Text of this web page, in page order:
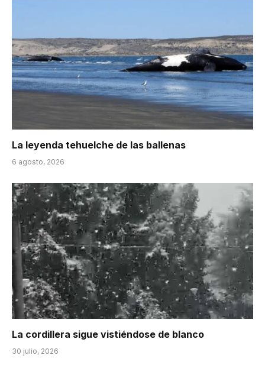
La leyenda tehuelche de las ballenas
6 agosto, 2026
La cordillera sigue vistiéndose de blanco
30 julio, 2026